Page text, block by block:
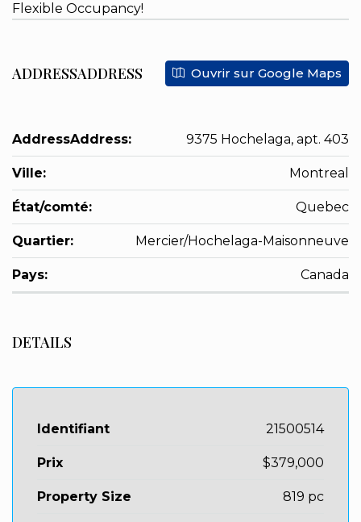
Flexible Occupancy!
ADDRESSADDRESS Ouvrir sur Google Maps
AddressAddress: 9375 Hochelaga, apt. 403
Ville: Montreal
État/comté: Quebec
Quartier: Mercier/Hochelaga-Maisonneuve
Pays: Canada
DETAILS
Identifiant 21500514
Prix $379,000
Property Size 819 pc